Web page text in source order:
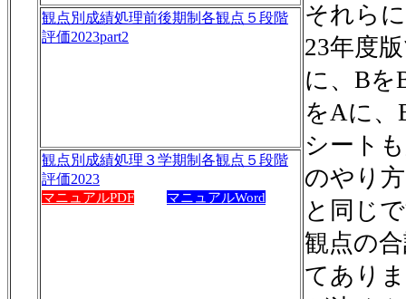
それら
23年度
に、Bを
をAに、
シート
のやり
と同じ
観点の
てあり
観点別成績処理前後期制各観点５段階
評価2023part2
観点別成績処理３学期制各観点５段階
評価2023
マニュアルPDF マニュアルWord